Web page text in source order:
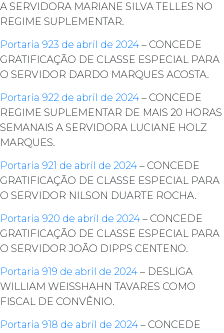
A SERVIDORA MARIANE SILVA TELLES NO
REGIME SUPLEMENTAR.
Portaria 923 de abril de 2024 – CONCEDE
GRATIFICAÇÃO DE CLASSE ESPECIAL PARA
O SERVIDOR DARDO MARQUES ACOSTA.
Portaria 922 de abril de 2024 – CONCEDE
REGIME SUPLEMENTAR DE MAIS 20 HORAS
SEMANAIS A SERVIDORA LUCIANE HOLZ
MARQUES.
Portaria 921 de abril de 2024 – CONCEDE
GRATIFICAÇÃO DE CLASSE ESPECIAL PARA
O SERVIDOR NILSON DUARTE ROCHA.
Portaria 920 de abril de 2024 – CONCEDE
GRATIFICAÇÃO DE CLASSE ESPECIAL PARA
O SERVIDOR JOÃO DIPPS CENTENO.
Portaria 919 de abril de 2024 – DESLIGA
WILLIAM WEISSHAHN TAVARES COMO
FISCAL DE CONVÊNIO.
Portaria 918 de abril de 2024 – CONCEDE